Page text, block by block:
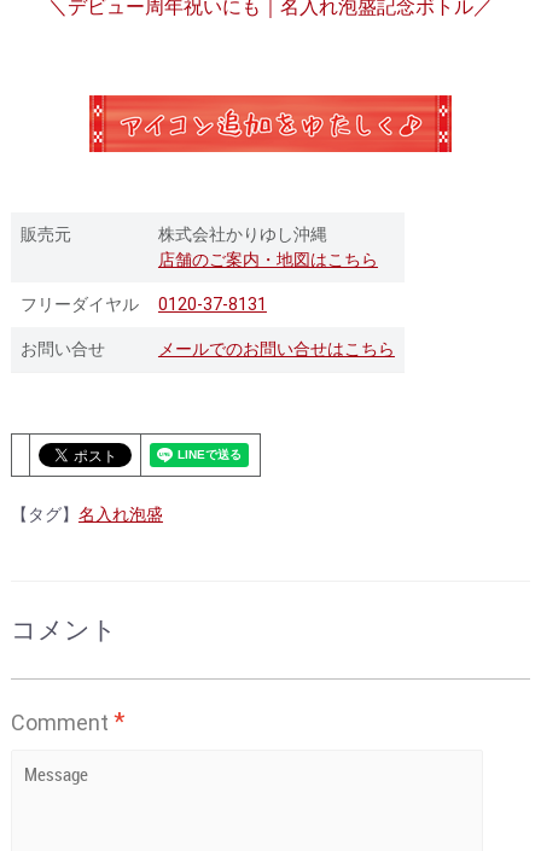
＼デビュー周年祝いにも｜名入れ泡盛記念ボトル／
販売元
株式会社かりゆし沖縄
店舗のご案内・地図はこちら
フリーダイヤル 0120-37-8131
お問い合せ メールでのお問い合せはこちら
【タグ】 名入れ泡盛
コメント
Comment *